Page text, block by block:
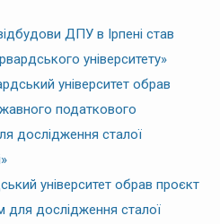
ДПУ в Ірпені став
університету»
університет обрав
податкового
дослідження сталої
університет обрав проєкт
дослідження сталої